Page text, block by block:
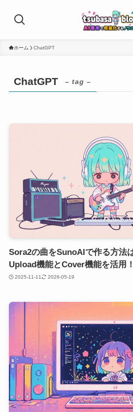
ホーム ChatGPT
ChatGPT – tag –
Sora2の曲をSunoAIで作る方法
Upload機能とCover機能を活用！
2025-11-11 2026-05-19